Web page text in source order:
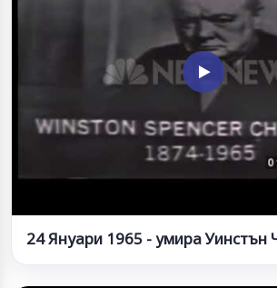
24 Януари 1965 - умира Уинстън